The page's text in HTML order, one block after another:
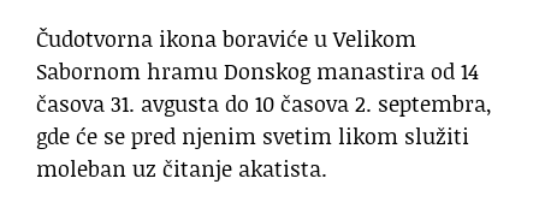
Čudotvorna ikona boraviće u Velikom
Sabornom hramu Donskog manastira od 14
časova 31. avgusta do 10 časova 2. septembra,
gde će se pred njenim svetim likom služiti
moleban uz čitanje akatista.